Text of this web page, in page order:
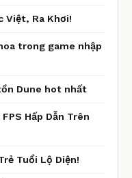
Việt, Ra Khơi!
trong game nhập
Dune hot nhất
Hấp Dẫn Trên
Tuổi Lộ Diện!